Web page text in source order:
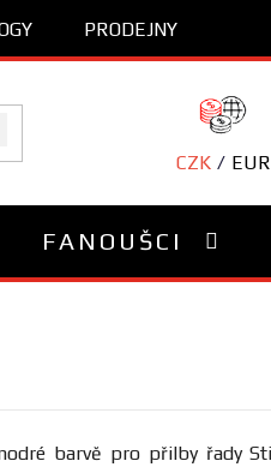
PRODEJNY
CZK EUR
FANOUŠCI
barvě pro přilby řady